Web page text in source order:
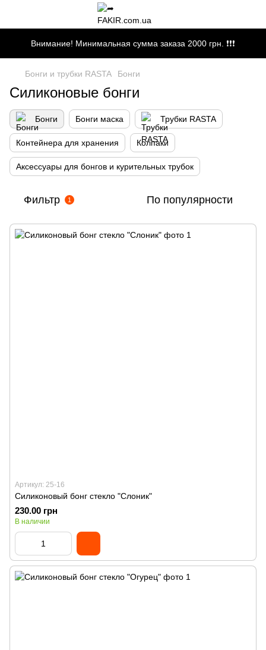
Внимание! Минимальная сумма заказа 2000 грн. ❗❗❗
Бонги и трубки RASTA Бонги
Силиконовые бонги
Бонги Бонги маска Трубки RASTA
Контейнера для хранения Колпаки
Аксессуары для бонгов и курительных трубок
Фильтр 1 По популярности
Артикул: 25-16
Силиконовый бонг стекло "Слоник"
230.00 грн
В наличии